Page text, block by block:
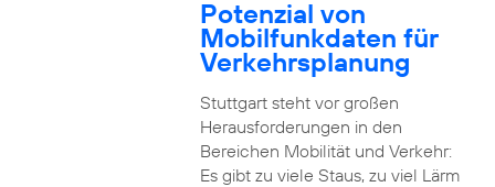
Potenzial von
Mobilfunkdaten für
Verkehrsplanung
Stuttgart steht vor großen
Herausforderungen in den
Bereichen Mobilität und Verkehr:
Es gibt zu viele Staus, zu viel Lärm